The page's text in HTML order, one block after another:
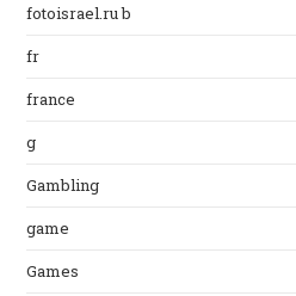
fotoisrael.ru b
fr
france
g
Gambling
game
Games